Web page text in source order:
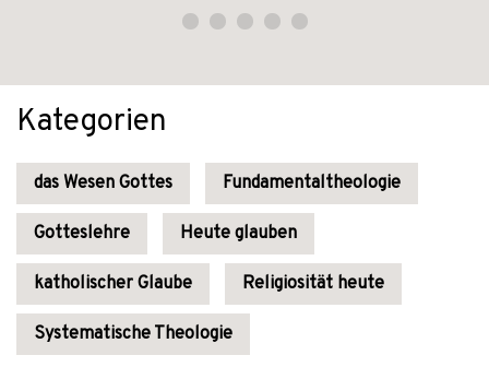
Kategorien
das Wesen Gottes Fundamentaltheologie
Gotteslehre Heute glauben
katholischer Glaube Religiosität heute
Systematische Theologie